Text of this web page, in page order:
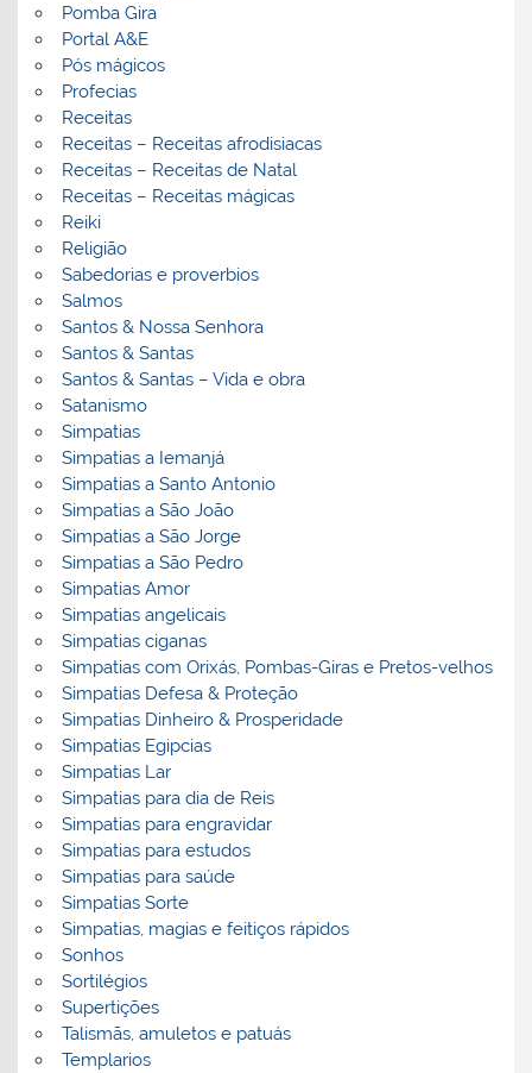
Pomba Gira
Portal A&E
Pós mágicos
Profecias
Receitas
Receitas – Receitas afrodisiacas
Receitas – Receitas de Natal
Receitas – Receitas mágicas
Reiki
Religião
Sabedorias e proverbios
Salmos
Santos & Nossa Senhora
Santos & Santas
Santos & Santas – Vida e obra
Satanismo
Simpatias
Simpatias a Iemanjá
Simpatias a Santo Antonio
Simpatias a São João
Simpatias a São Jorge
Simpatias a São Pedro
Simpatias Amor
Simpatias angelicais
Simpatias ciganas
Simpatias com Orixás, Pombas-Giras e Pretos-velhos
Simpatias Defesa & Proteção
Simpatias Dinheiro & Prosperidade
Simpatias Egipcias
Simpatias Lar
Simpatias para dia de Reis
Simpatias para engravidar
Simpatias para estudos
Simpatias para saúde
Simpatias Sorte
Simpatias, magias e feitiços rápidos
Sonhos
Sortilégios
Supertições
Talismãs, amuletos e patuás
Templarios